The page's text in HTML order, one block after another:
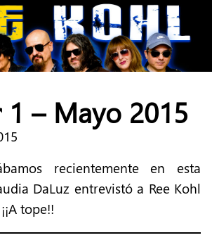
1 – Mayo 2015
recientemente en esta
DaLuz entrevistó a Ree Kohl
tope!!